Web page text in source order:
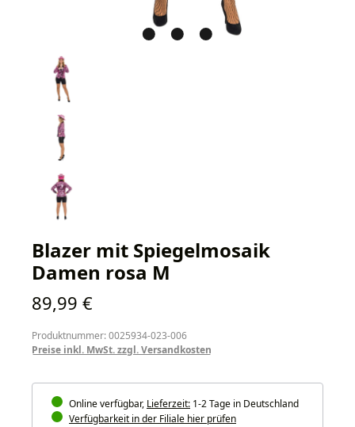
Blazer mit Spiegelmosaik
Damen rosa M
Regulärer Preis:
89,99 €
Produktnummer: 0025934-023-006
Preise inkl. MwSt. zzgl. Versandkosten
Online verfügbar, Lieferzeit: 1-2 Tage in Deutschland
Verfügbarkeit in der Filiale hier prüfen